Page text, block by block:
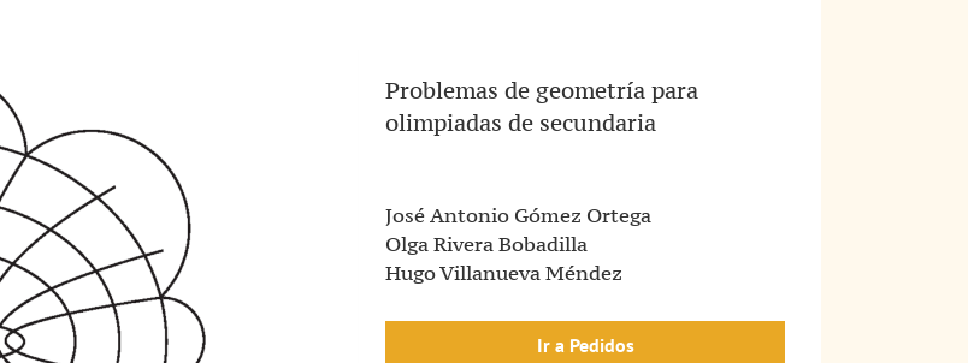
Problemas de geometría para
olimpiadas de secundaria
José Antonio Gómez Ortega
Olga Rivera Bobadilla
Hugo Villanueva Méndez
Ir a Pedidos